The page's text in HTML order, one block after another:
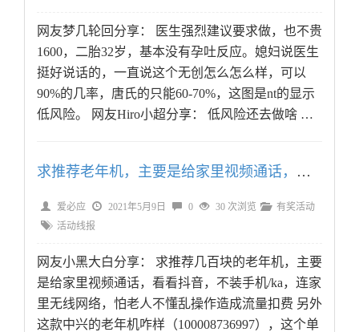
网友梦几轮回分享： 医生强烈建议要求做，也不贵
1600，二胎32岁，基本没有孕吐反应。媳妇说医生
挺好说话的，一直说这个无创怎么怎么样，可以
90%的几率，唐氏的只能60-70%，这图是nt的显示
低风险。 网友Hiro小超分享： 低风险还去做啥 …
求推荐老年机，主要是给家里视频通话，另外这款中兴的咋样
爱必应 2021年5月9日 0 30 次浏览
有奖活动
活动线报
网友小黑大白分享： 求推荐几百块的老年机，主要
是给家里视频通话，看看抖音，不装手机/ka，连家
里无线网络，怕老人不懂乱操作造成流量扣费 另外
这款中兴的老年机咋样（100008736997），这个单